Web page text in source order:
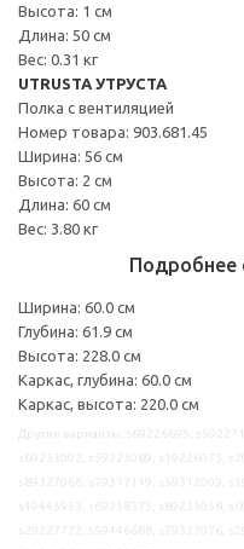
Высота: 1 см
Длина: 50 см
Вес: 0.31 кг
UTRUSTA УТРУСТА
Полка с вентиляцией
Номер товара: 903.681.45
Ширина: 56 см
Высота: 2 см
Длина: 60 см
Вес: 3.80 кг
Подробнее
Ширина: 60.0 см
Глубина: 61.9 см
Высота: 228.0 см
Каркас, глубина: 60.0 см
Каркас, высота: 220.0 см